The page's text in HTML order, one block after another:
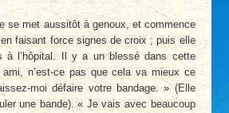
se met aussitôt à genoux, et commence
faisant force signes de croix ; puis elle
à l’hôpital. Il y a un blessé dans cette
n’est-ce pas que cela va mieux ce
moi défaire votre bandage. » (Elle
une bande). « Je vais avec beaucoup